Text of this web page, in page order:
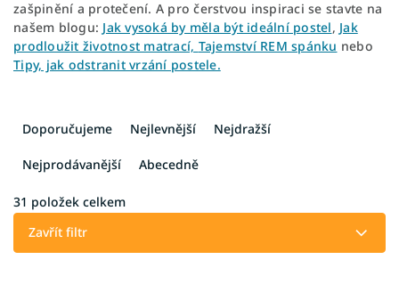
zašpinění a protečení. A pro čerstvou inspiraci se stavte na
našem blogu: Jak vysoká by měla být ideální postel, Jak
prodloužit životnost matrací, Tajemství REM spánku nebo
Tipy, jak odstranit vrzání postele.
í
Doporučujeme Nejlevnější Nejdražší
Nejprodávanější Abecedně
31 položek celkem
Zavřít filtr